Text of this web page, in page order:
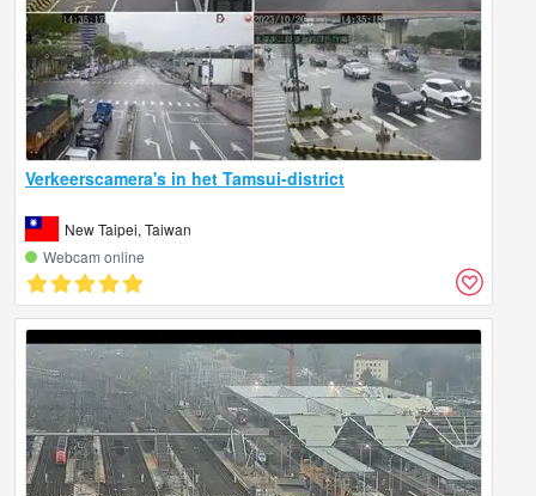
Verkeerscamera's in het Tamsui-district
New Taipei, Taiwan
Webcam online